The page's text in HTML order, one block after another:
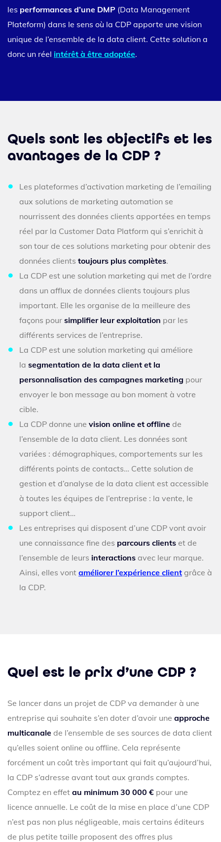
les performances d’une DMP (Data Management
Plateform) dans le sens où la CDP apporte une vision
unique de l’ensemble de la data client. Cette solution a
donc un réel intérêt à être adoptée.
Quels sont les objectifs et les
avantages de la CDP ?
Les plateformes d’activation marketing de l’emailing
aux solutions de marketing automation se
nourrissent des données clients apportées en temps
réel par la Customer Data Platform qui s’enrichit à
son tour de ces solutions marketing pour obtenir des
données clients toujours plus complètes.
La CDP est une solution marketing qui met de l’ordre
dans un afflux de données clients toujours plus
important. Elle les organise de la meilleure des
façons pour simplifier leur exploitation par les
différents services de l’entreprise.
La CDP est une solution marketing qui améliore
la segmentation de la data client et la
personnalisation des campagnes marketing pour
envoyer le bon message au bon moment à votre
cible.
La CDP donne une vision online et offline de
l’ensemble de la data client. Les données sont
variées : démographiques, comportements sur les
différents points de contacts… Cette solution de
gestion et d’analyse de la data client est accessible
à toutes les équipes de l’entreprise : la vente, le
support client…
Les entreprises qui disposent d’une CDP vont avoir
une connaissance fine des parcours clients et de
l’ensemble de leurs interactions avec leur marque.
Ainsi, elles vont améliorer l’expérience client grâce à
la CDP.
Quel est le prix d’une CDP ?
Se lancer dans un projet de CDP va demander à une
entreprise qui souhaite s’en doter d’avoir une approche
multicanale de l’ensemble de ses sources de data client
qu’elles soient online ou offline. Cela représente
forcément un coût très important qui fait qu’aujourd’hui,
la CDP s’adresse avant tout aux grands comptes.
Comptez en effet au minimum 30 000 € pour une
licence annuelle. Le coût de la mise en place d’une CDP
n’est pas non plus négligeable, mais certains éditeurs
de plus petite taille proposent des offres plus